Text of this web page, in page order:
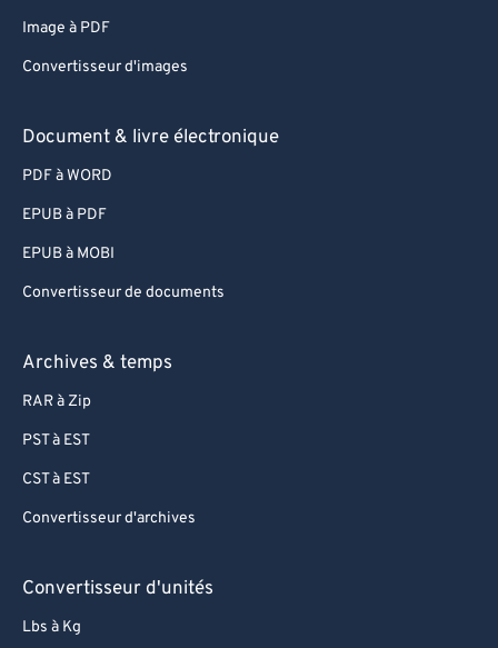
Image à PDF
Convertisseur d'images
Document & livre électronique
PDF à WORD
EPUB à PDF
EPUB à MOBI
Convertisseur de documents
Archives & temps
RAR à Zip
PST à EST
CST à EST
Convertisseur d'archives
Convertisseur d'unités
Lbs à Kg